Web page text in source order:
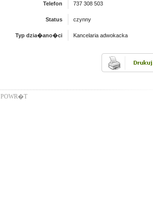
Telefon 737 308 503
Status czynny
Typ dzia�ano�ci Kancelaria adwokacka
POWR�T